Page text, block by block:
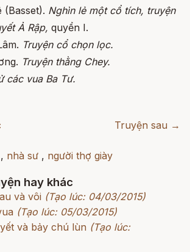
Nghìn lẻ một cổ tích, truyện
Ả Rập, quyển I.
Truyện cổ chọn lọc.
Truyện thằng Chey.
các vua Ba Tư.
Truyện sau →
, nhà sư , người thợ giày
hay khác
và vôi (Tạo lúc: 04/03/2015)
(Tạo lúc: 05/03/2015)
và bảy chú lùn (Tạo lúc: